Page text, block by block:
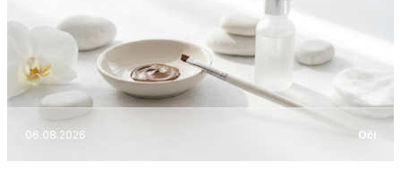
06.08.2026 Oči